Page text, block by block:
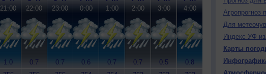
21:00
1.0
22:00
0.7
23:00
0.7
0:00
0.6
1:00
0.7
2:00
0.7
3:00
0.5
4:00
0.8
0.1
Агропрогноз
Для
Индекс УФ-
Карты